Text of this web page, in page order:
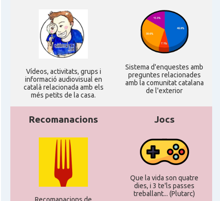
Ví­deos, activitats, grups i
informació audiovisual en
català relacionada amb els
més petits de la casa.
Sistema d'enquestes amb
preguntes relacionades
amb la comunitat catalana
de l'exterior
Recomanacions Jocs
Que la vida son quatre
dies, i 3 te'ls passes
treballant... (Plutarc)